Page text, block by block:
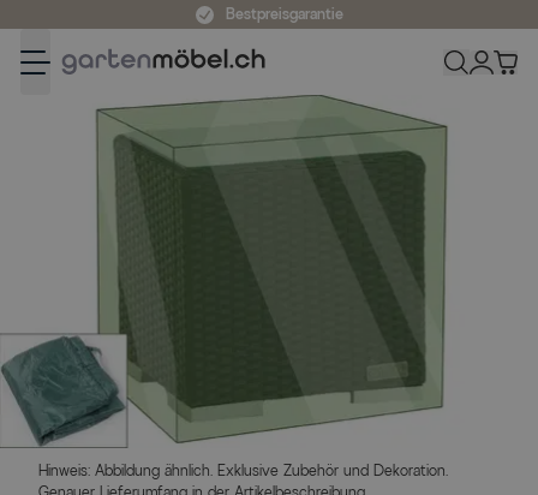
Bestpreisgarantie
Hinweis: Abbildung ähnlich. Exklusive Zubehör und Dekoration.